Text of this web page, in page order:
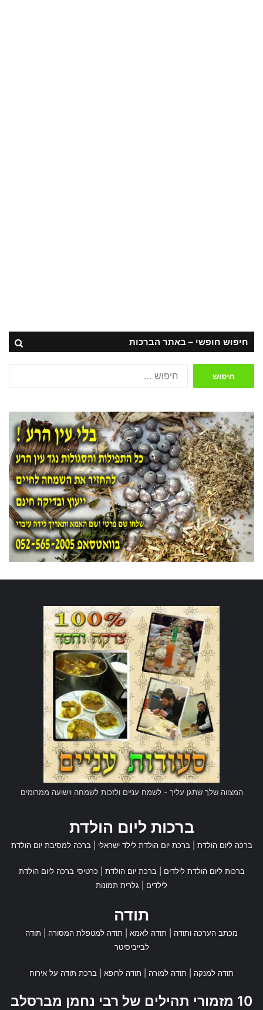
חיפוש חופשי – באתר הברכות
המצווה שלך שתגן עליך - לשמח עניים ולזכות לשמחה וישועה ממרומים
ברכות ליום הולדת
ברכה ליום הולדת ברכת יום הולדת לילד ישראלי ברכה למסיבת יום הולדת
ברכות ליום הולדת לילדים ברכת יום הולדת
כרטיסי ברכה ליום הולדת
לילדים
גלרית תמונות
תודה
מכתב הערכה ותודה תודה לאמא תודה למטפלת המסורה
תודה
לבייביסיטר
תודה למנקה תודה למורה תודה לרופא ברכת תודה על אירוח
10 מזמורי תהילים של רבי נחמן מברסלב